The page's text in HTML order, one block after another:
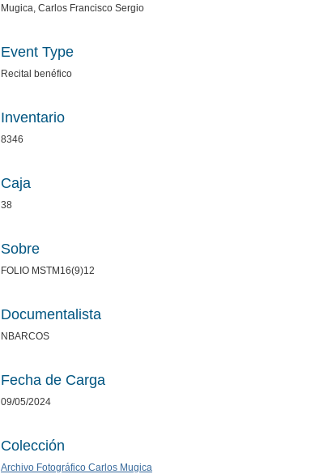
Mugica, Carlos Francisco Sergio
Event Type
Recital benéfico
Inventario
8346
Caja
38
Sobre
FOLIO MSTM16(9)12
Documentalista
NBARCOS
Fecha de Carga
09/05/2024
Colección
Archivo Fotográfico Carlos Mugica